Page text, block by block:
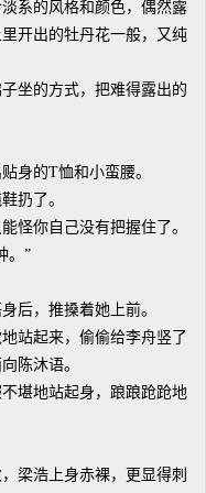
系的风格和颜色，偶然露
开出的牡丹花一般，又纯
坐的方式，把难得露出的
的T恤和小蛮腰。
扔了。
你自己没有把握住了。
。”
，推搡着她上前。
站起来，偷偷给李舟竖了
陈沐语。
堪地站起身，踉踉跄跄地
浩上身赤裸，更显得刺